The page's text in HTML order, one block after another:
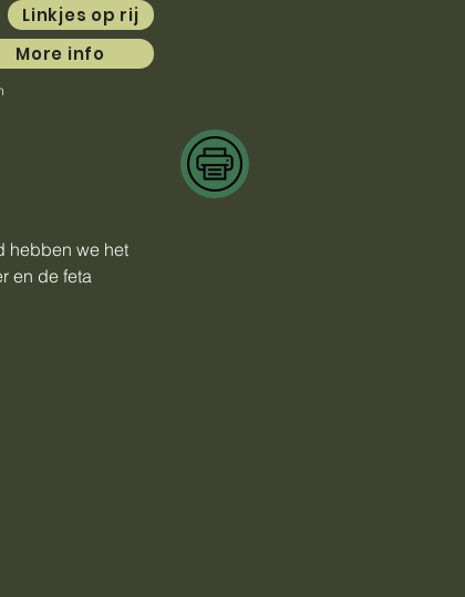
Linkjes op rij
More info
hebben we het
en de feta